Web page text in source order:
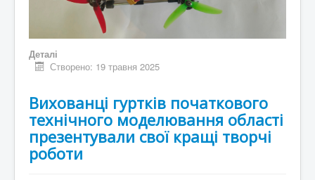
Деталі
Створено: 19 травня 2025
Вихованці гуртків початкового
технічного моделювання області
презентували свої кращі творчі
роботи